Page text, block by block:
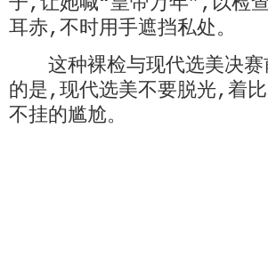
耳赤,不时用手遮挡私处。
这种裸检与现代选美决赛
的是,现代选美不要脱光,着
不挂的尴尬。